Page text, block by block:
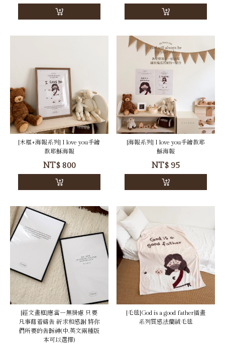
NT$800 NT$95
[木框+海報系列] I love you手繪
款耶穌海報
NT$800
[海報系列] I love you手繪款耶
穌海報
NT$95
[經文畫框]應當一無掛慮 只要
凡事藉着禱告 祈求和感謝 將你
們所要的告訴神(中.英文兩種版
[毛毯]God is a good father插畫